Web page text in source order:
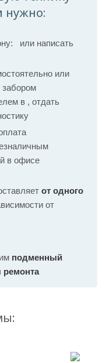
нужно:
или написать
или
забором
в , отдать
в офисе
от одного
от
подменный
ремонта